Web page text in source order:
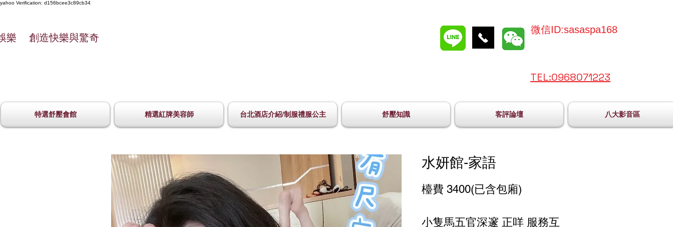
yahoo Verification: d156bcee3c89cb34
樂 創造快樂與驚奇
微信ID:sasaspa168
TEL:0968071223
特選舒壓會館 精選紅牌美容師 台北酒店介紹/制服禮服公主 舒壓知識 客評論壇 八大影音區
水妍館-家語
檯費 3400(已含包廂)
小隻馬五官深邃 正咩 服務互